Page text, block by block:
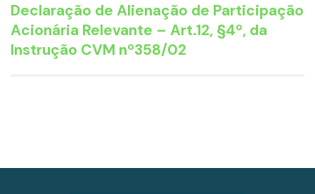
Declaração de Alienação de Participação
Acionária Relevante – Art.12, §4º, da
Instrução CVM nº358/02